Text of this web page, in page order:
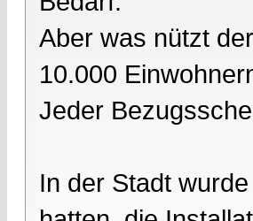
Aber was nützt
10.000
Jeder
In der Stadt